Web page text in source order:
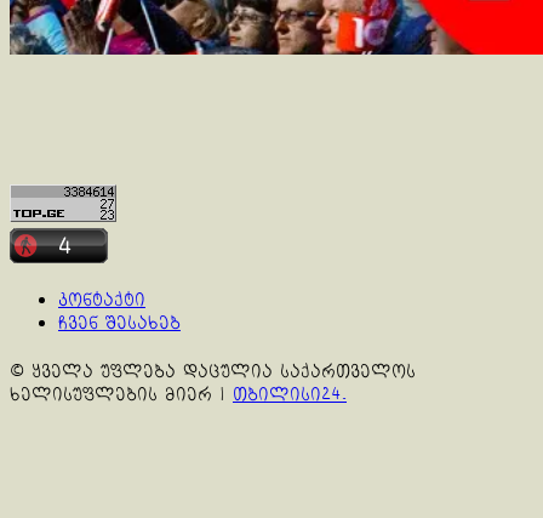
კონტაქტი
ჩვენ შესახებ
© ყველა უფლება დაცულია საქართველოს
ხელისუფლების მიერ | თბილისი24.